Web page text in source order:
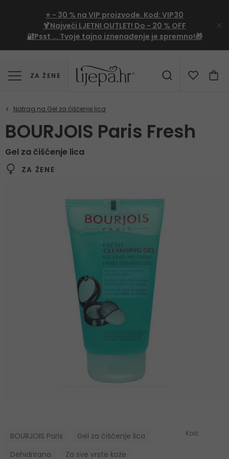
⭐ - 30 % na VIP proizvode. Kod: VIP30
🍹Najveći LJETNI OUTLET! Do - 20 % OFF
🔐Psst ... Tvoje tajno iznenađenje je spremno!🎁
ZA ŽENE
BOURJOIS Paris Fresh
Gel za čišćenje lica
ZA ŽENE
BOURJOIS Paris
Gel za čišćenje lica
Dehidrirana
Za sve vrste kože
Kod: